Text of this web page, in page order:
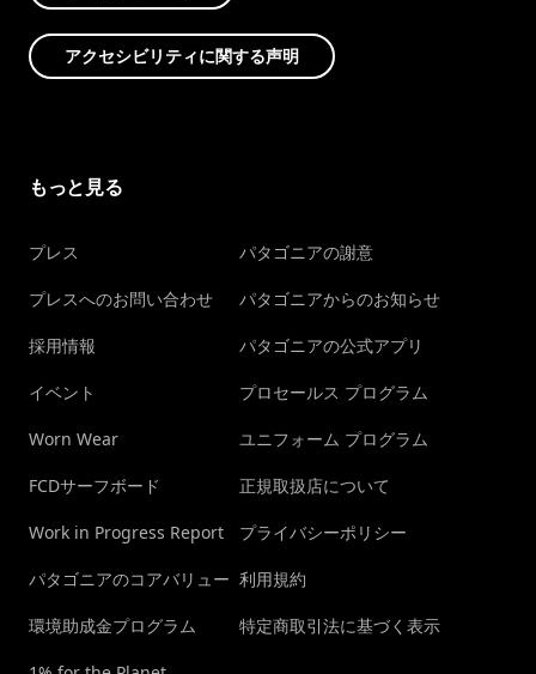
アクセシビリティに関する声明
もっと見る
プレス
プレスへのお問い合わせ
採用情報
イベント
Worn Wear
FCDサーフボード
Work in Progress Report
パタゴニアのコアバリュー
環境助成金プログラム
パタゴニアの謝意
パタゴニアからのお知らせ
パタゴニアの公式アプリ
プロセールス プログラム
ユニフォーム プログラム
正規取扱店について
プライバシーポリシー
利用規約
特定商取引法に基づく表示